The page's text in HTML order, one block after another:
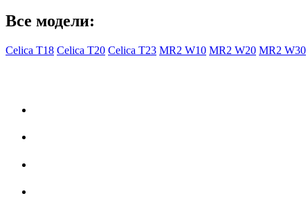
Все модели:
Celica T18 Celica T20 Celica T23 MR2 W10 MR2 W20 MR2 W30